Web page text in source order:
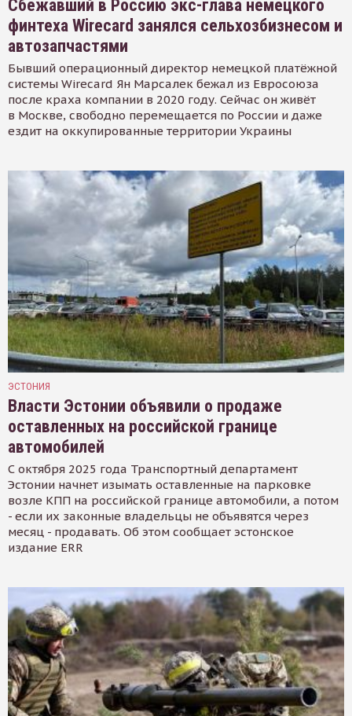
Сбежавший в Россию экс-глава немецкого
финтеха Wirecard занялся сельхозбизнесом и
автозапчастями
Бывший операционный директор немецкой платёжной
системы Wirecard Ян Марсалек бежал из Евросоюза
после краха компании в 2020 году. Сейчас он живёт
в Москве, свободно перемещается по России и даже
ездит на оккупированные территории Украины
ЭСТОНИЯ
Власти Эстонии объявили о продаже
оставленных на российской границе
автомобилей
С октября 2025 года Транспортный департамент
Эстонии начнет изымать оставленные на парковке
возле КПП на российской границе автомобили, а потом
- если их законные владельцы не объявятся через
месяц - продавать. Об этом сообщает эстонское
издание ERR